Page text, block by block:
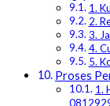
1.
2.
3.
4.
5.
Proses
1.